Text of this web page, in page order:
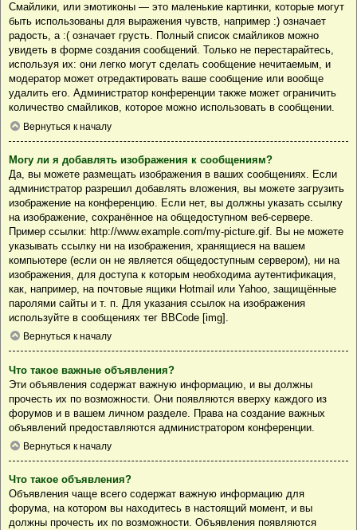
Смайлики, или эмотиконы — это маленькие картинки, которые могут
быть использованы для выражения чувств, например :) означает
радость, а :( означает грусть. Полный список смайликов можно
увидеть в форме создания сообщений. Только не перестарайтесь,
используя их: они легко могут сделать сообщение нечитаемым, и
модератор может отредактировать ваше сообщение или вообще
удалить его. Администратор конференции также может ограничить
количество смайликов, которое можно использовать в сообщении.
Вернуться к началу
Могу ли я добавлять изображения к сообщениям?
Да, вы можете размещать изображения в ваших сообщениях. Если
администратор разрешил добавлять вложения, вы можете загрузить
изображение на конференцию. Если нет, вы должны указать ссылку
на изображение, сохранённое на общедоступном веб-сервере.
Пример ссылки: http://www.example.com/my-picture.gif. Вы не можете
указывать ссылку ни на изображения, хранящиеся на вашем
компьютере (если он не является общедоступным сервером), ни на
изображения, для доступа к которым необходима аутентификация,
как, например, на почтовые ящики Hotmail или Yahoo, защищённые
паролями сайты и т. п. Для указания ссылок на изображения
используйте в сообщениях тег BBCode [img].
Вернуться к началу
Что такое важные объявления?
Эти объявления содержат важную информацию, и вы должны
прочесть их по возможности. Они появляются вверху каждого из
форумов и в вашем личном разделе. Права на создание важных
объявлений предоставляются администратором конференции.
Вернуться к началу
Что такое объявления?
Объявления чаще всего содержат важную информацию для
форума, на котором вы находитесь в настоящий момент, и вы
должны прочесть их по возможности. Объявления появляются